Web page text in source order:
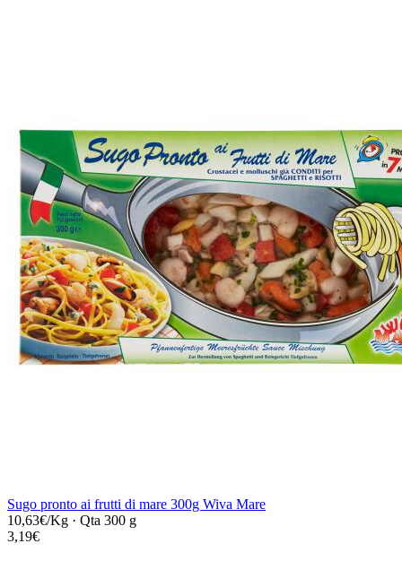
Sugo pronto ai frutti di mare 300g Wiva Mare
10,63€/Kg · Qta 300 g
3,19€